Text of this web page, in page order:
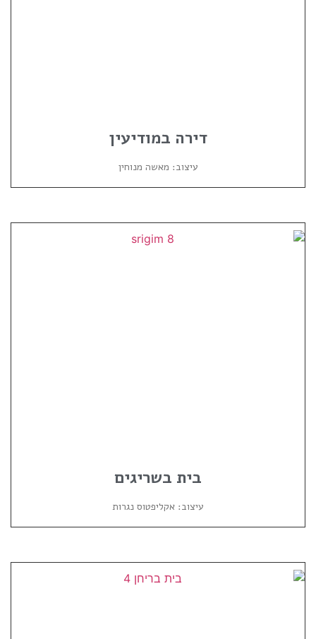
דירה במודיעין
עיצוב: מאשה מנוחין
בית בשריגים
עיצוב: אקליפטוס נגרות